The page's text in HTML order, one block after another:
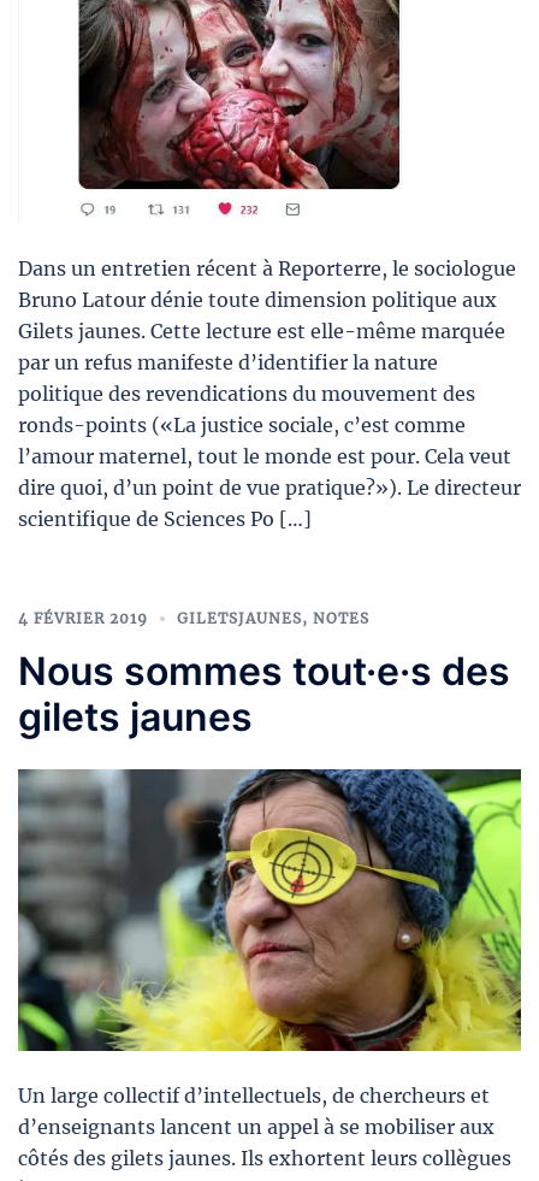
Dans un entretien récent à Reporterre, le sociologue
Bruno Latour dénie toute dimension politique aux
Gilets jaunes. Cette lecture est elle-même marquée
par un refus manifeste d’identifier la nature
politique des revendications du mouvement des
ronds-points («La justice sociale, c’est comme
l’amour maternel, tout le monde est pour. Cela veut
dire quoi, d’un point de vue pratique?»). Le directeur
scientifique de Sciences Po […]
4 FÉVRIER 2019 GILETSJAUNES, NOTES
Nous sommes tout·e·s des
gilets jaunes
Un large collectif d’intellectuels, de chercheurs et
d’enseignants lancent un appel à se mobiliser aux
côtés des gilets jaunes. Ils exhortent leurs collègues